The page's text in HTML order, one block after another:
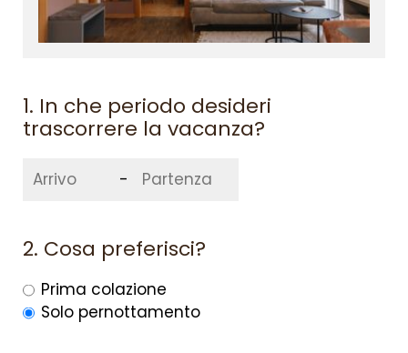
1. In che periodo desideri
trascorrere la vacanza?
-
2. Cosa preferisci?
Prima colazione
Solo pernottamento